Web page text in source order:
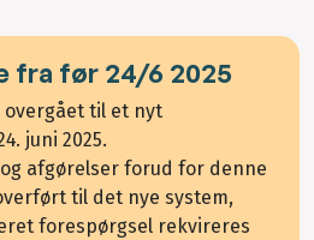
fra før 24/6 2025
overgået til et nyt
juni 2025.
afgørelser forud for denne
til det nye system,
forespørgsel rekvireres